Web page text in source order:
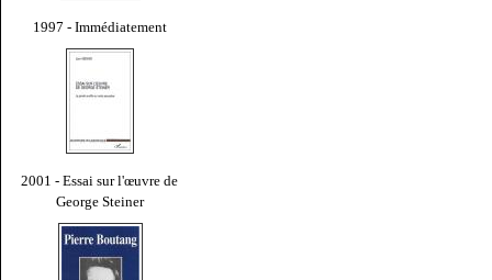
1997 - Immédiatement
2001 - Essai sur l'œuvre de
George Steiner